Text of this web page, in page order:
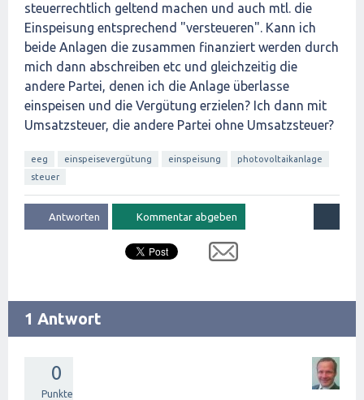
steuerrechtlich geltend machen und auch mtl. die
Einspeisung entsprechend "versteueren". Kann ich
beide Anlagen die zusammen finanziert werden durch
mich dann abschreiben etc und gleichzeitig die
andere Partei, denen ich die Anlage überlasse
einspeisen und die Vergütung erzielen? Ich dann mit
Umsatzsteuer, die andere Partei ohne Umsatzsteuer?
eeg einspeisevergütung einspeisung
photovoltaikanlage
steuer
1 Antwort
0
Punkte